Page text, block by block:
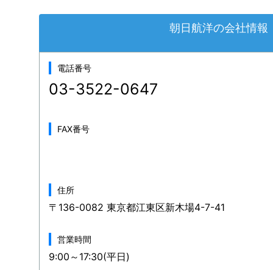
朝日航洋の会社情報
電話番号
03-3522-0647
FAX番号
住所
〒136-0082 東京都江東区新木場4-7-41
営業時間
9:00～17:30(平日)